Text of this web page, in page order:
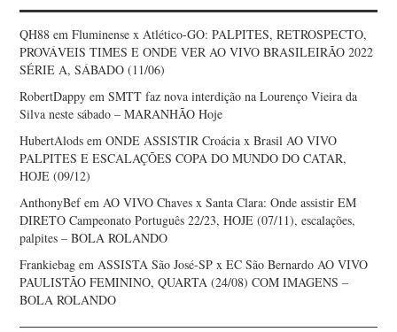
QH88 emFluminense x Atlético-GO: PALPITES, RETROSPECTO,
PROVÁVEIS TIMES E ONDE VER AO VIVO BRASILEIRÃO 2022
SÉRIE A, SÁBADO (11/06)
RobertDappy emSMTT faz nova interdição na Lourenço Vieira da
Silva neste sábado – MARANHÃO Hoje
HubertAlods emONDE ASSISTIR Croácia x Brasil AO VIVO
PALPITES E ESCALAÇÕES COPA DO MUNDO DO CATAR,
HOJE (09/12)
AnthonyBefemAO VIVO Chaves x Santa Clara: Onde assistir EM
DIRETO Campeonato Português 22/23, HOJE (07/11), escalações,
palpites – BOLA ROLANDO
Frankiebag emASSISTA São José-SP x EC São Bernardo AO VIVO
PAULISTÃO FEMININO, QUARTA (24/08) COM IMAGENS –
BOLA ROLANDO